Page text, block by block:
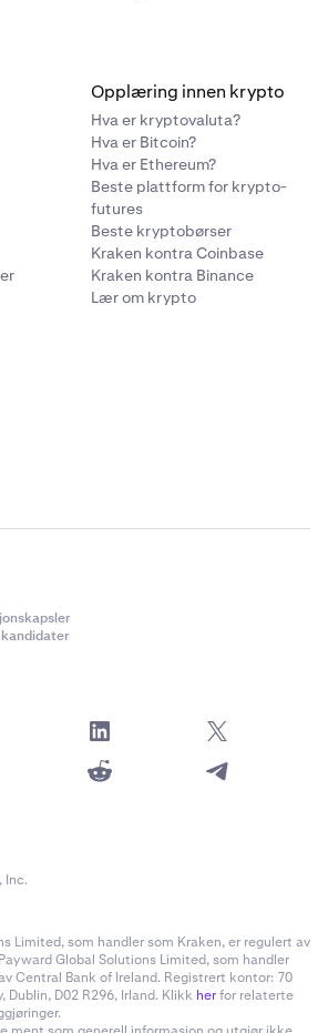
Opplæring innen krypto
Hva er kryptovaluta?
Hva er Bitcoin?
Hva er Ethereum?
Beste plattform for krypto-
futures
Beste kryptobørser
Kraken kontra Coinbase
Kraken kontra Binance
Lær om krypto
Inc.
Limited, som handler som Kraken, er regulert av
Global Solutions Limited, som handler
Central Bank of Ireland. Registrert kontor: 70
Dublin, D02 R296, Irland. Klikk herfor relaterte